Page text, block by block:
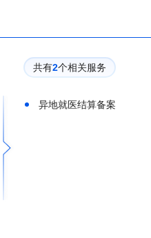
共有2个相关服务
异地就医结算备案